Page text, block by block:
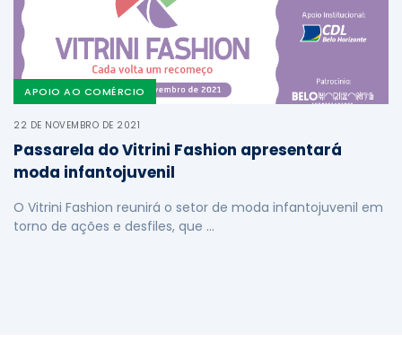
APOIO AO COMÉRCIO
22 DE NOVEMBRO DE 2021
Passarela do Vitrini Fashion apresentará
moda infantojuvenil
O Vitrini Fashion reunirá o setor de moda infantojuvenil em
torno de ações e desfiles, que …